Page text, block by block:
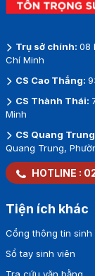
Trụ sở chính: 08
Chí Minh
CS Cao Thắng:
CS Thành Thái:
Minh
CS Quang
Quang Trung,
HOTLINE :
Tiện ích khác
Cổng thông tin sinh
Sổ tay sinh viên